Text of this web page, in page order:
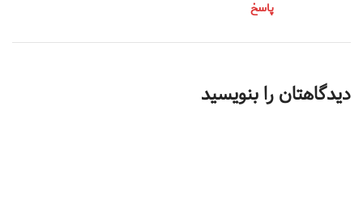
پاسخ
دیدگاهتان را بنویسید